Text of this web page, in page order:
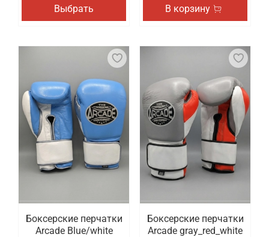
Выбрать В корзину
Боксерские перчатки
Arcade Blue/white
Боксерские перчатки
Arcade gray_red_white